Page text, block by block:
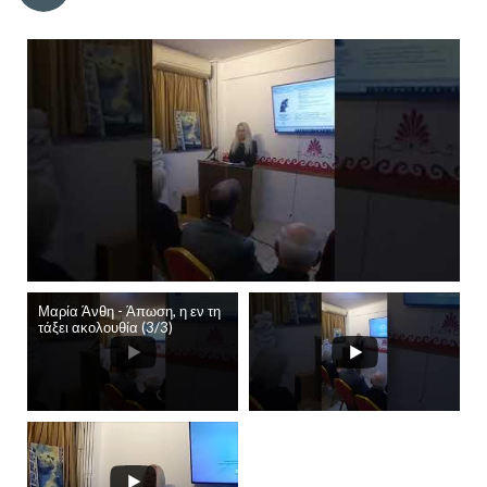
Μαρία Άνθη - Άπωση, η εν τη
τάξει ακολουθία (3/3)